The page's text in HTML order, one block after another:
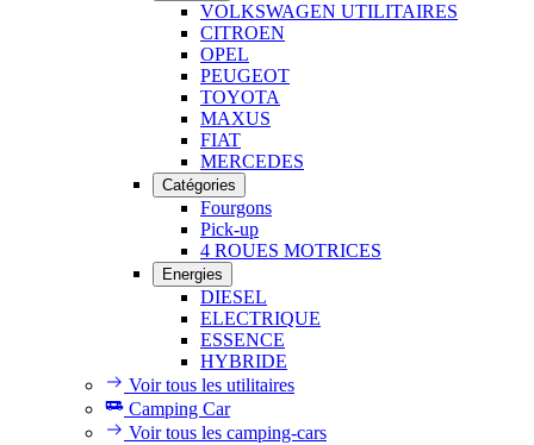
VOLKSWAGEN UTILITAIRES
CITROEN
OPEL
PEUGEOT
TOYOTA
MAXUS
FIAT
MERCEDES
Catégories
Fourgons
Pick-up
4 ROUES MOTRICES
Energies
DIESEL
ELECTRIQUE
ESSENCE
HYBRIDE
Voir tous les utilitaires
Camping Car
Voir tous les camping-cars